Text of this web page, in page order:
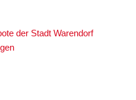
der Stadt Warendorf